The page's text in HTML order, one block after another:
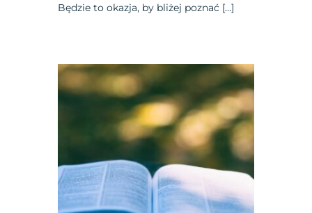
Będzie to okazja, by bliżej poznać […]